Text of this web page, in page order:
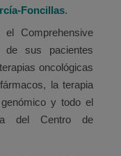
Foncillas.
Comprehensive
de sus pacientes
oncológicas
la terapia
y todo el
del Centro de